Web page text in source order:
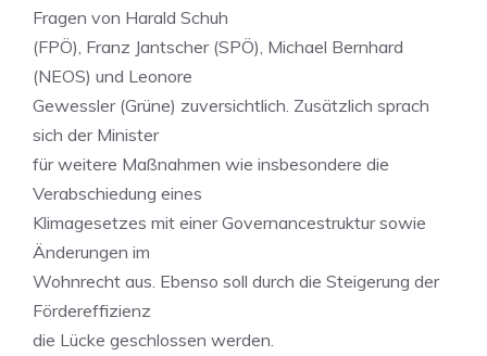
Fragen von Harald Schuh
(FPÖ), Franz Jantscher (SPÖ), Michael Bernhard
(NEOS) und Leonore
Gewessler (Grüne) zuversichtlich. Zusätzlich sprach
sich der Minister
für weitere Maßnahmen wie insbesondere die
Verabschiedung eines
Klimagesetzes mit einer Governancestruktur sowie
Änderungen im
Wohnrecht aus. Ebenso soll durch die Steigerung der
Fördereffizienz
die Lücke geschlossen werden.